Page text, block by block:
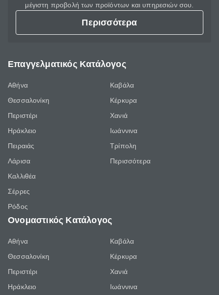
μέγιστη προβολή των προϊόντων και υπηρεσιών σου.
Περισσότερα
Επαγγελματικός Κατάλογος
Αθήνα
Θεσσαλονίκη
Περιστέρι
Ηράκλειο
Πειραιάς
Λάρισα
Καλλιθέα
Σέρρες
Ρόδος
Καβάλα
Κέρκυρα
Χανιά
Ιωάννινα
Τρίπολη
Περισσότερα
Ονομαστικός Κατάλογος
Αθήνα
Θεσσαλονίκη
Περιστέρι
Ηράκλειο
Καβάλα
Κέρκυρα
Χανιά
Ιωάννινα